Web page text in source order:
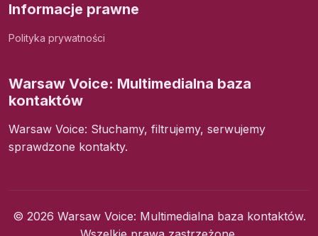
Informacje prawne
Polityka prywatności
Warsaw Voice: Multimedialna baza
kontaktów
Warsaw Voice: Słuchamy, filtrujemy, serwujemy
sprawdzone kontakty.
© 2026 Warsaw Voice: Multimedialna baza kontaktów.